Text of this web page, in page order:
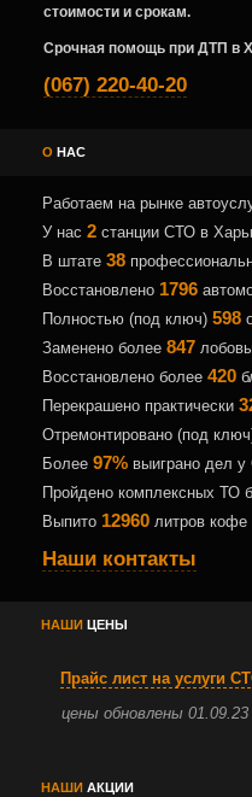
стоимости и срокам.
Срочная помощь при ДТП в
(067) 220-40-20
О НАС
Работаем на рынке
У нас 2 станции СТО в
В штате 38
Восстановлено 1796
Полностью (под ключ) 598
Заменено более 847
Восстановлено более 420
Перекрашено практически
Отремонтировано (под
Более 97% выиграно дел у
Пройдено комплексных ТО
Выпито 12960 литров кофе
Наши контакты
НАШИ ЦЕНЫ
Прайс лист на услуги
цены обновлены 01.09.23
НАШИ АКЦИИ